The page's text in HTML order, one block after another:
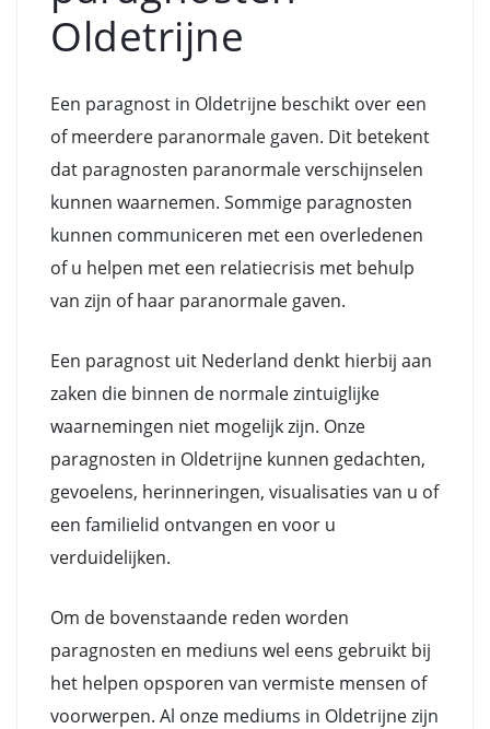
Oldetrijne
Een paragnost in Oldetrijne beschikt over een
of meerdere paranormale gaven. Dit betekent
dat paragnosten paranormale verschijnselen
kunnen waarnemen. Sommige paragnosten
kunnen communiceren met een overledenen
of u helpen met een relatiecrisis met behulp
van zijn of haar paranormale gaven.
Een paragnost uit Nederland denkt hierbij aan
zaken die binnen de normale zintuiglijke
waarnemingen niet mogelijk zijn. Onze
paragnosten in Oldetrijne kunnen gedachten,
gevoelens, herinneringen, visualisaties van u of
een familielid ontvangen en voor u
verduidelijken.
Om de bovenstaande reden worden
paragnosten en mediuns wel eens gebruikt bij
het helpen opsporen van vermiste mensen of
voorwerpen. Al onze mediums in Oldetrijne zijn